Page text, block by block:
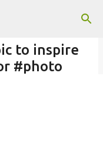
to inspire
#photo